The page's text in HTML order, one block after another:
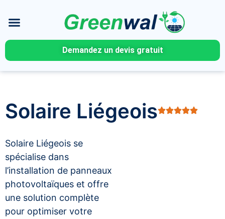
Demandez un devis gratuit
Solaire Liégeois
Solaire Liégeois se
spécialise dans
l’installation de panneaux
photovoltaïques et offre
une solution complète
pour optimiser votre